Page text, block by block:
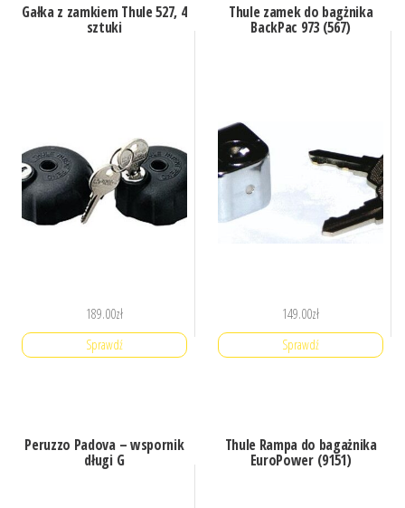
Gałka z zamkiem Thule 527, 4
sztuki
189.00zł
Sprawdź
Thule zamek do bagżnika
BackPac 973 (567)
149.00zł
Sprawdź
Peruzzo Padova – wspornik
długi G
Thule Rampa do bagażnika
EuroPower (9151)